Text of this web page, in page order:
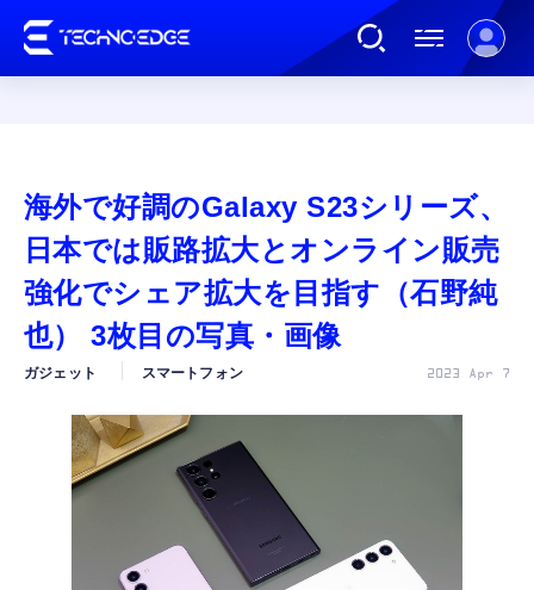
AI
ガジェット
ゲーム
カルチャー
公式ストア
海外で好調のGalaxy S23シリーズ、
日本では販路拡大とオンライン販売
強化でシェア拡大を目指す（石野純
也） 3枚目の写真・画像
ガジェット スマートフォン 2023 Apr 7